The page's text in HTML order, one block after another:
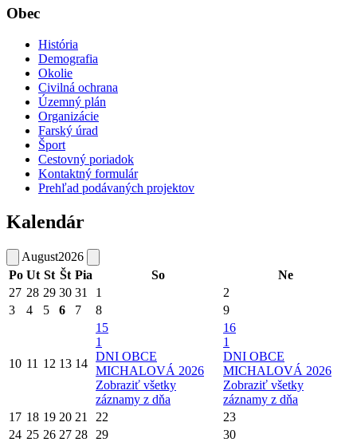
Obec
História
Demografia
Okolie
Civilná ochrana
Územný plán
Organizácie
Farský úrad
Šport
Cestovný poriadok
Kontaktný formulár
Prehľad podávaných projektov
Kalendár
August2026
Po Ut St Št Pia So
Ne
27 28 29 30 31 1
2
3
4 5 6 7 8 9
10 11 12 13 14
15
1
DNI OBCE
MICHALOVÁ 2026
Zobraziť všetky
záznamy z dňa
16
1
DNI OBCE
MICHALOVÁ 2026
Zobraziť všetky
záznamy z dňa
17 18 19 20 21 22
23
24 25 26 27 28 29
30